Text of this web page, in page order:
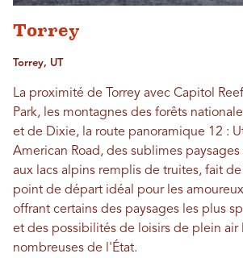
Torrey
Torrey, UT
La proximité de Torrey avec Capitol
Park, les montagnes des forêts
et de Dixie, la route panoramique 12 :
American Road, des sublimes
aux lacs alpins remplis de truites, fait de
point de départ idéal pour les
offrant certains des paysages les plus
et des possibilités de loisirs de plein air
nombreuses de l'État.